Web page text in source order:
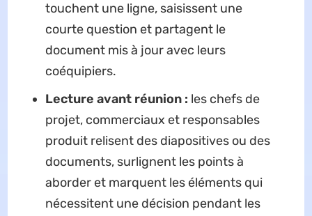
touchent une ligne, saisissent une
courte question et partagent le
document mis à jour avec leurs
coéquipiers.
Lecture avant réunion : les chefs de
projet, commerciaux et responsables
produit relisent des diapositives ou des
documents, surlignent les points à
aborder et marquent les éléments qui
nécessitent une décision pendant les